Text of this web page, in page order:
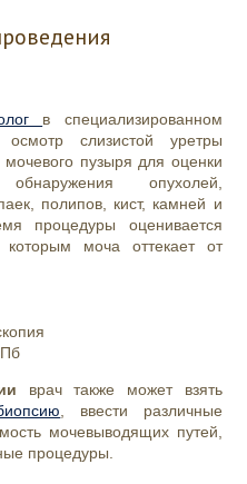
в специализированном
слизистой уретры
мочевого пузыря для оценки
опухолей,
полипов, кист, камней и
процедуры оценивается
которым моча оттекает от
врач также может взять
, ввести различные
мочевыводящих путей,
процедуры.